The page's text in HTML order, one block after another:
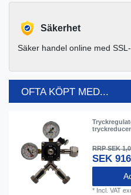
Säkerhet
Säker handel online med
OFTA KÖPT MED...
RRP SEK
SEK
* Incl. VAT